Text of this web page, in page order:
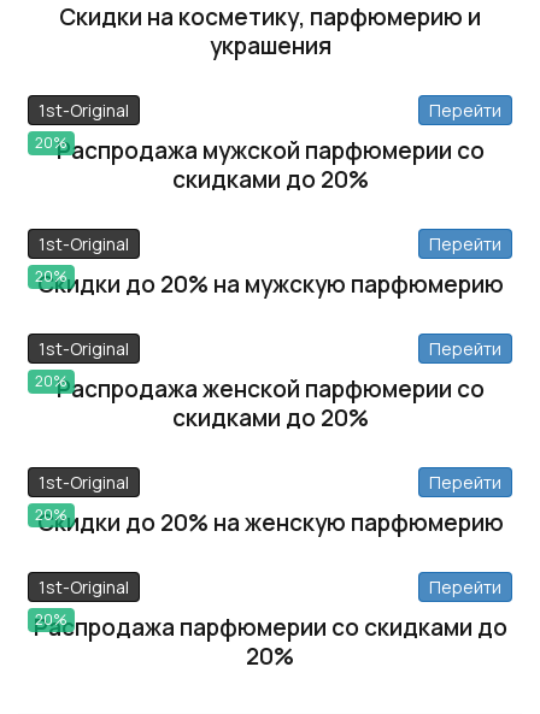
Скидки на косметику, парфюмерию и
украшения
1st-Original
20%
Перейти
Распродажа мужской парфюмерии со
скидками до 20%
1st-Original
20%
Перейти
Скидки до 20% на мужскую парфюмерию
1st-Original
20%
Перейти
Распродажа женской парфюмерии со
скидками до 20%
1st-Original
20%
Перейти
Скидки до 20% на женскую парфюмерию
1st-Original
20%
Перейти
Распродажа парфюмерии со скидками до
20%